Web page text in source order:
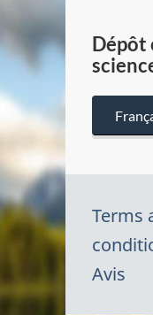
Dépôt
Terms
Avis